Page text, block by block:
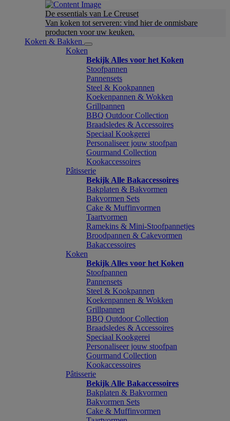
De essentials van Le Creuset
Van koken tot serveren: vind hier de onmisbare
producten voor uw keuken.
Koken & Bakken
Koken
Bekijk Alles voor het Koken
Stoofpannen
Pannensets
Steel & Kookpannen
Koekenpannen & Wokken
Grillpannen
BBQ Outdoor Collection
Braadsledes & Accessoires
Speciaal Kookgerei
Personaliseer jouw stoofpan
Gourmand Collection
Kookaccessoires
Pâtisserie
Bekijk Alle Bakaccessoires
Bakplaten & Bakvormen
Bakvormen Sets
Cake & Muffinvormen
Taartvormen
Ramekins & Mini-Stoofpannetjes
Broodpannen & Cakevormen
Bakaccessoires
Koken
Bekijk Alles voor het Koken
Stoofpannen
Pannensets
Steel & Kookpannen
Koekenpannen & Wokken
Grillpannen
BBQ Outdoor Collection
Braadsledes & Accessoires
Speciaal Kookgerei
Personaliseer jouw stoofpan
Gourmand Collection
Kookaccessoires
Pâtisserie
Bekijk Alle Bakaccessoires
Bakplaten & Bakvormen
Bakvormen Sets
Cake & Muffinvormen